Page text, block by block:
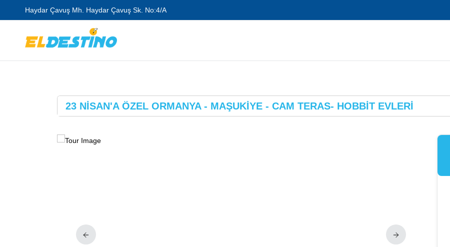
Haydar Çavuş Mh. Haydar Çavuş Sk. No:4/A
23 NİSAN'A ÖZEL ORMANYA - MAŞUKİYE - CAM TERAS- HOBBİT EVLERİ